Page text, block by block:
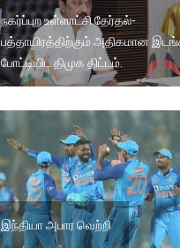
நகர்ப்புற உள்ளாட்சி தேர்தல்-
பத்தாயிரத்திற்கும் அதிகமான
போட்டியிட திமுக திட்டம்.
இந்தியா அபார வெற்றி